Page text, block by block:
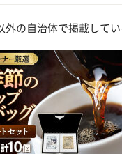
外の自治体で掲載して